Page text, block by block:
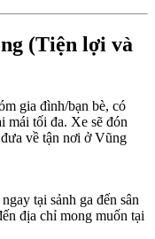
(Tiện lợi và
gia đình/bạn bè, có
mái tối đa. Xe sẽ đón
về tận nơi ở Vũng
tại sảnh ga đến sân
địa chỉ mong muốn tại